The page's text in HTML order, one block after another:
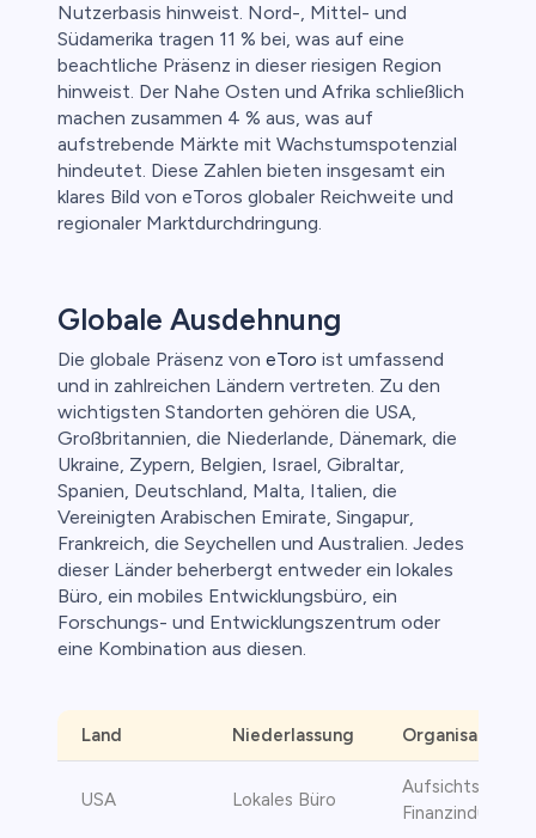
Nutzerbasis hinweist. Nord-, Mittel- und
Südamerika tragen 11 % bei, was auf eine
beachtliche Präsenz in dieser riesigen Region
hinweist. Der Nahe Osten und Afrika schließlich
machen zusammen 4 % aus, was auf
aufstrebende Märkte mit Wachstumspotenzial
hindeutet. Diese Zahlen bieten insgesamt ein
klares Bild von eToros globaler Reichweite und
regionaler Marktdurchdringung.
Globale Ausdehnung
Die globale Präsenz von eToro ist umfassend
und in zahlreichen Ländern vertreten. Zu den
wichtigsten Standorten gehören die USA,
Großbritannien, die Niederlande, Dänemark, die
Ukraine, Zypern, Belgien, Israel, Gibraltar,
Spanien, Deutschland, Malta, Italien, die
Vereinigten Arabischen Emirate, Singapur,
Frankreich, die Seychellen und Australien. Jedes
dieser Länder beherbergt entweder ein lokales
Büro, ein mobiles Entwicklungsbüro, ein
Forschungs- und Entwicklungszentrum oder
eine Kombination aus diesen.
Land Niederlassung Organisation
USA Lokales Büro
Finanzindustrie